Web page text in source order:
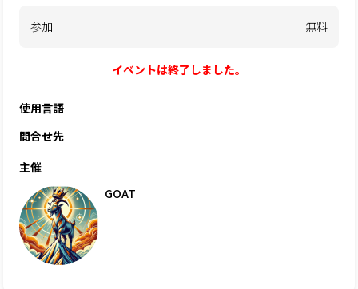
参加 無料
イベントは終了しました。
使用言語
問合せ先
主催
GOAT